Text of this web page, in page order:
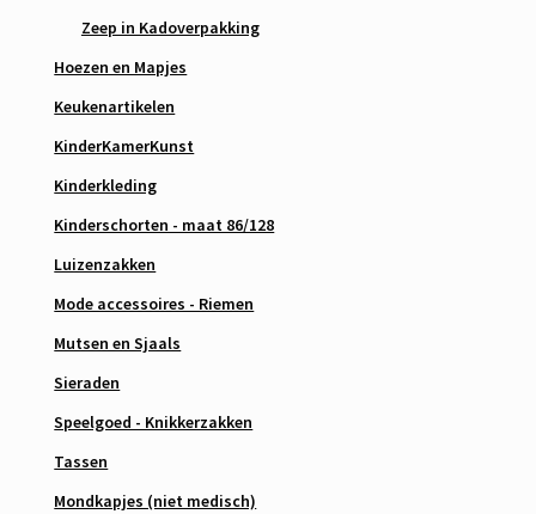
Zeep in Kadoverpakking
Hoezen en Mapjes
Keukenartikelen
KinderKamerKunst
Kinderkleding
Kinderschorten - maat 86/128
Luizenzakken
Mode accessoires - Riemen
Mutsen en Sjaals
Sieraden
Speelgoed - Knikkerzakken
Tassen
Mondkapjes (niet medisch)